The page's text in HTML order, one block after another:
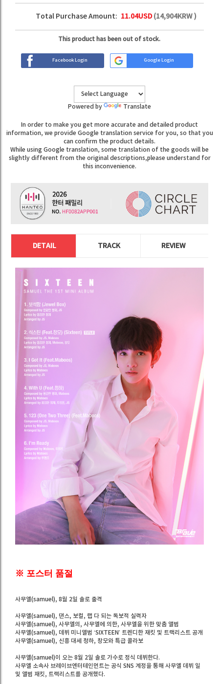
Total Purchase Amount: 11.04USD(14,904KRW )
This product has been out of stock.
Facebook Login Google Login
Powered by Translate
In order to make you get more accurate and detailed product
information, we provide Google translation service for you, so that you
can confirm the product details.
While using Google translation, some translation of the goods will be
slightly different from the original descriptions,please understand for
this inconvenience.
DETAIL TRACK REVIEW
※ 포스터 품절
사무엘(samuel), 8월 2일 솔로 출격
사무엘(samuel), 댄스, 보컬, 랩 다 되는 독보적 실력자
사무엘(samuel), 사무엘의, 사무엘에 의한, 사무엘을 위한 맞춤 앨범
사무엘(samuel), 데뷔 미니앨범 ‘SIXTEEN’ 트렌디한 재킷 및 트랙리스트 공개
사무엘(samuel), 신흥 대세 청하, 창모와 특급 콜라보
사무엘(samuel)이 오는 8월 2일 솔로 가수로 정식 데뷔한다.
사무엘 소속사 브레이브엔터테인먼트는 공식 SNS 계정을 통해 사무엘 데뷔 일
및 앨범 재킷, 트랙리스트를 공개했다.